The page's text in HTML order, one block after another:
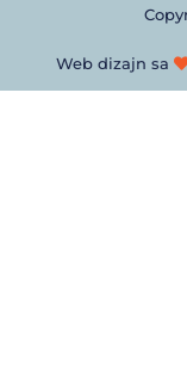
Web dizajn sa